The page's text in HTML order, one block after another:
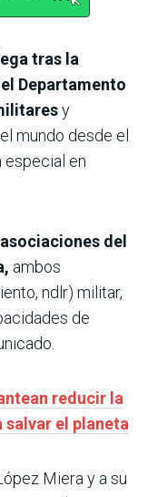
tras la
Departamento
y
mundo desde el
especial en
del
ambos
ndlr) militar,
de
reducir la
salvar el planeta
Miera y a su